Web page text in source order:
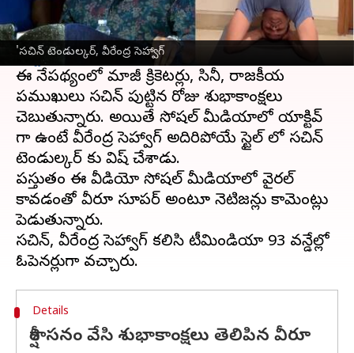
'సచిన్ టెండుల్కర్, వీరేంద్ర సెహ్వాగ్
ప్రపంచ క్రికెట్లో తనకంటూ ఓ ప్రత్యేక స్థానాన్ని
సంపాదించుకున్నసచిన్ టెండుల్కర్.. నేడు 50వ
పుట్టినరోజును జరుపుకుంటున్నాడు.
ఈ నేపథ్యంలో మాజీ క్రికెటర్లు, సినీ, రాజకీయ
ప్రముఖులు సచిన్ పుట్టిన రోజు శుభాకాంక్షలు
చెబుతున్నారు. అయితే సోషల్ మీడియాలో యాక్టివ్
గా ఉంటే వీరేంద్ర సెహ్వాగ్ అదిరిపోయే స్టైల్ లో సచిన్
టెండుల్కర్ కు విష్ చేశాడు.
ప్రస్తుతం ఈ వీడియో సోషల్ మీడియాలో వైరల్
కావడంతో వీరూ సూపర్ అంటూ నెటిజన్లు కామెంట్లు
పెడుతున్నారు.
సచిన్, వీరేంద్ర సెహ్వాగ్ కలిసి టీమిండియా 93 వన్డేల్లో
Details
శీర్షాసనం వేసి శుభాకాంక్షలు తెలిపిన వీరూ